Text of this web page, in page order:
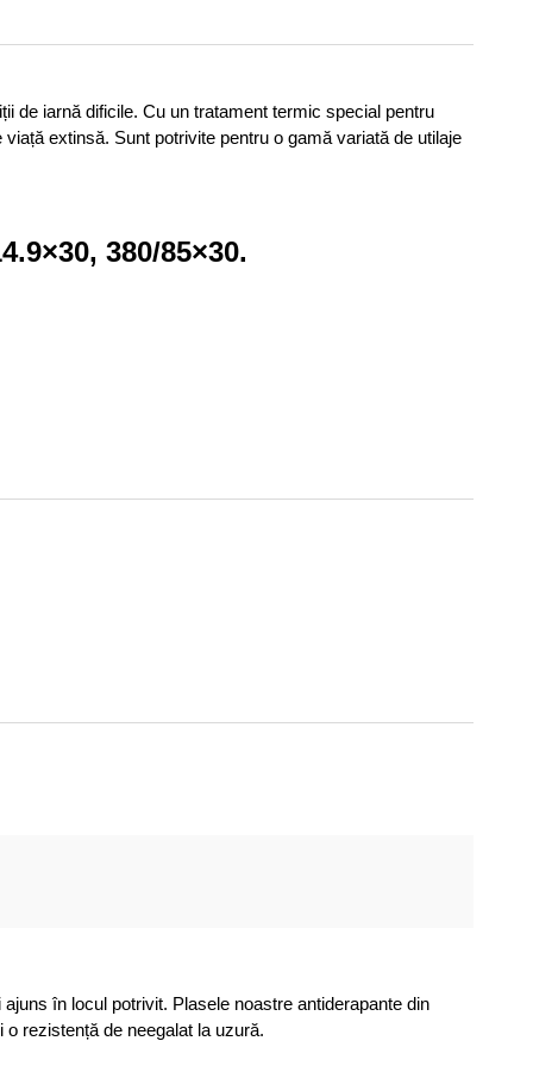
de iarnă dificile. Cu un tratament termic special pentru
extinsă. Sunt potrivite pentru o gamă variată de utilaje
380/85×30.
în locul potrivit. Plasele noastre antiderapante din
rezistență de neegalat la uzură.